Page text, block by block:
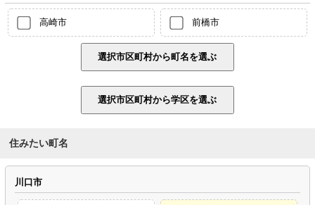
高崎市 前橋市
住みたい町名
川口市